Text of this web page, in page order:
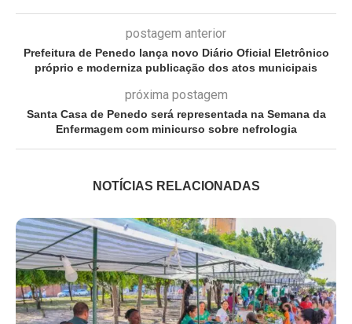
postagem anterior
Prefeitura de Penedo lança novo Diário Oficial Eletrônico
próprio e moderniza publicação dos atos municipais
próxima postagem
Santa Casa de Penedo será representada na Semana da
Enfermagem com minicurso sobre nefrologia
NOTÍCIAS RELACIONADAS